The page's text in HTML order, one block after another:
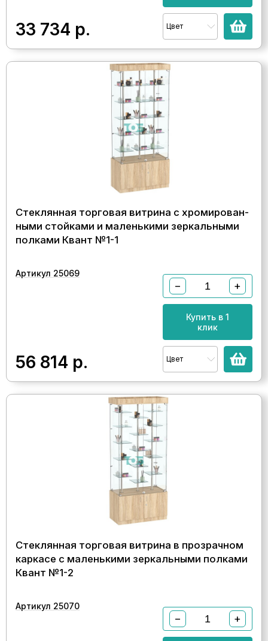
33 734 р. Цвет
Стеклянная торговая витрина с хромирован-
ными стойками и маленькими зеркальными
полками Квант №1-1
Артикул 25069
56 814 р.
− +
Купить в 1
клик
Цвет
Стеклянная торговая витрина в прозрачном
каркасе с маленькими зеркальными полками
Квант №1-2
Артикул 25070
− +